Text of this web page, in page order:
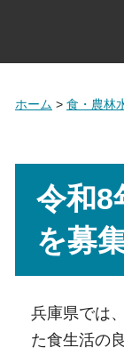
ホーム > 食・農林
令和8
を募
兵庫県では
た食生活の